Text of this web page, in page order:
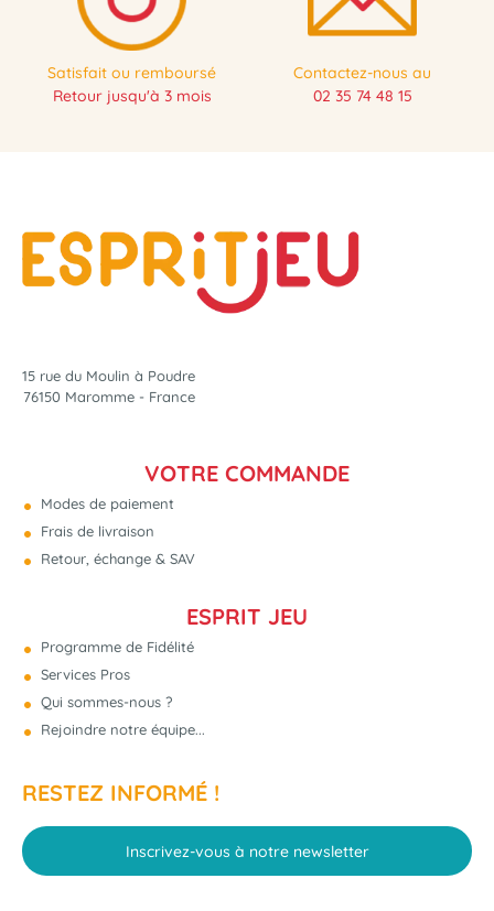
Satisfait ou remboursé
Retour jusqu'à 3 mois
Contactez-nous au
02 35 74 48 15
15 rue du Moulin à Poudre
76150 Maromme - France
VOTRE COMMANDE
Modes de paiement
Frais de livraison
Retour, échange & SAV
ESPRIT JEU
Programme de Fidélité
Services Pros
Qui sommes-nous ?
Rejoindre notre équipe...
RESTEZ INFORMÉ !
Inscrivez-vous à notre newsletter